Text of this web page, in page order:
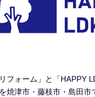
フォーム」と「HAPPY
焼津市・藤枝市・島田市